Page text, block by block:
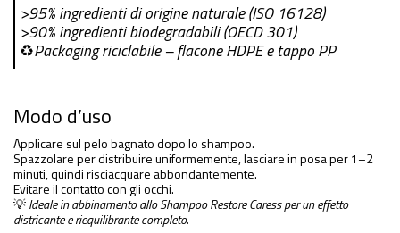
>95% ingredienti di origine naturale (ISO 16128)
>90% ingredienti biodegradabili (OECD 301)
♻Packaging riciclabile – flacone HDPE e tappo PP
Modo d’uso
Applicare sul pelo bagnato dopo lo shampoo.
Spazzolare per distribuire uniformemente, lasciare in posa per 1–2
minuti, quindi risciacquare abbondantemente.
Evitare il contatto con gli occhi.
💡Ideale in abbinamento allo Shampoo Restore Caress per un effetto
districante e riequilibrante completo.